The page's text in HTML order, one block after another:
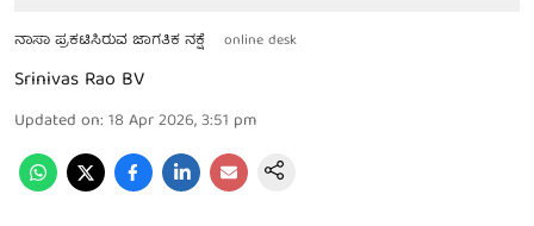
ನಾಸಾ ಪ್ರಕಟಿಸಿರುವ ಜಾಗತಿಕ ನಕ್ಷೆ online desk
Srinivas Rao BV
Updated on: 18 Apr 2026, 3:51 pm